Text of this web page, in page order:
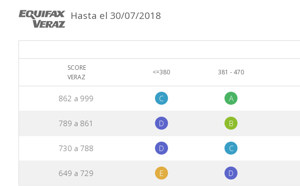
Hasta el 30/07/2018
SCORE
VERAZ
<=380 381 - 470
862 a 999 C A
789 a 861 D B
730 a 788 D C
649 a 729 E D